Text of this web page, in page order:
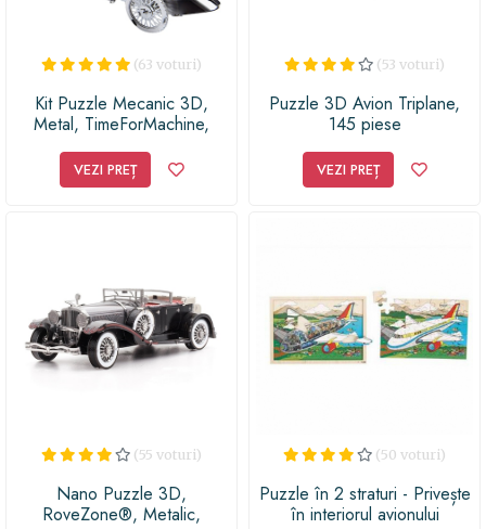
(63 voturi)
Kit Puzzle Mecanic 3D,
Metal, TimeForMachine,
Vintage Silver Bullet
VEZI PREȚ
(53 voturi)
Puzzle 3D Avion Triplane,
145 piese
VEZI PREȚ
(55 voturi)
Nano Puzzle 3D,
RoveZone®, Metalic,
(50 voturi)
Puzzle în 2 straturi - Privește
în interiorul avionului